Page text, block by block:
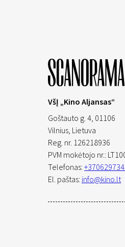
VšĮ „Kino Aljansas“
Goštauto g. 4, 01106
Vilnius, Lietuva
Reg. nr. 126218936
PVM mokėtojo nr.:
Telefonas:
El. paštas: info@kino.lt